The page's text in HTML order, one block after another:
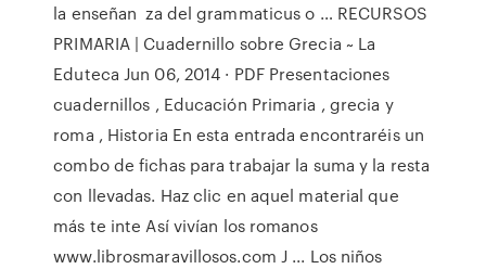
la enseñan ­ za del grammaticus o … RECURSOS
PRIMARIA | Cuadernillo sobre Grecia ~ La
Eduteca Jun 06, 2014 · PDF Presentaciones
cuadernillos , Educación Primaria , grecia y
roma , Historia En esta entrada encontraréis un
combo de fichas para trabajar la suma y la resta
con llevadas. Haz clic en aquel material que
más te inte Así vivían los romanos
www.librosmaravillosos.com J ... Los niños